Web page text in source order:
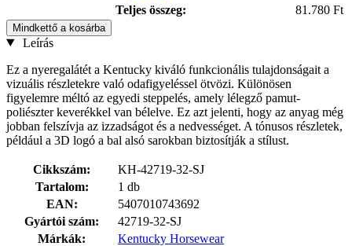
Teljes összeg:
81.780 Ft
Mindkettő a kosárba
Leírás
Ez a nyeregalátét a Kentucky kiváló funkcionális tulajdonságait a
vizuális részletekre való odafigyeléssel ötvözi. Különösen
figyelemre méltó az egyedi steppelés, amely lélegző pamut-
poliészter keverékkel van bélelve. Ez azt jelenti, hogy az anyag még
jobban felszívja az izzadságot és a nedvességet. A tónusos részletek,
például a 3D logó a bal alsó sarokban biztosítják a stílust.
Cikkszám:
KH-42719-32-SJ
Tartalom:
1 db
EAN:
5407010743692
Gyártói szám:
42719-32-SJ
Márkák:
Kentucky Horsewear